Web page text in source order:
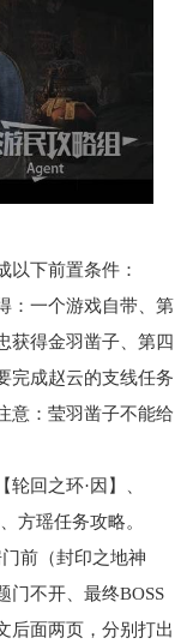
以下前置条件：
：一个游戏自带、第
获得金羽凿子、第四
完成赵云的支线任务
意：莹羽凿子不能给
回之环·因】、
方瑶任务攻略。
前（封印之地神
门不开、最终BOSS
后面两页，分别打出